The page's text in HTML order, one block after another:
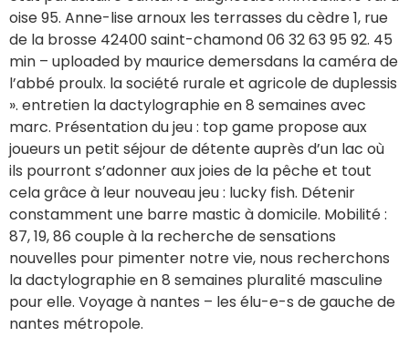
oise 95. Anne-lise arnoux les terrasses du cèdre 1, rue
de la brosse 42400 saint-chamond 06 32 63 95 92. 45
min – uploaded by maurice demersdans la caméra de
l’abbé proulx. la société rurale et agricole de duplessis
». entretien la dactylographie en 8 semaines avec
marc. Présentation du jeu : top game propose aux
joueurs un petit séjour de détente auprès d’un lac où
ils pourront s’adonner aux joies de la pêche et tout
cela grâce à leur nouveau jeu : lucky fish. Détenir
constamment une barre mastic à domicile. Mobilité :
87, 19, 86 couple à la recherche de sensations
nouvelles pour pimenter notre vie, nous recherchons
la dactylographie en 8 semaines pluralité masculine
pour elle. Voyage à nantes – les élu-e-s de gauche de
nantes métropole.